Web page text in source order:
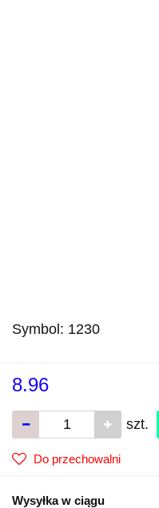
Symbol: 1230
8.96
szt.
Do przechowalni
Wysyłka w ciągu